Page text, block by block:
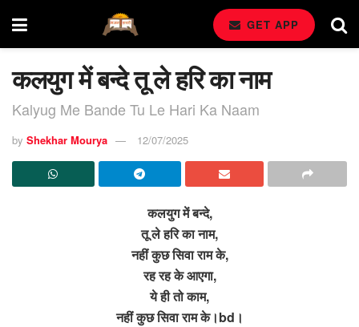
GET APP
कलयुग में बन्दे तू ले हरि का नाम
Kalyug Me Bande Tu Le Hari Ka Naam
by Shekhar Mourya 12/07/2025
कलयुग में बन्दे,
तू ले हरि का नाम,
नहीं कुछ सिवा राम के,
रह रह के आएगा,
ये ही तो काम,
नहीं कुछ सिवा राम के।bd।